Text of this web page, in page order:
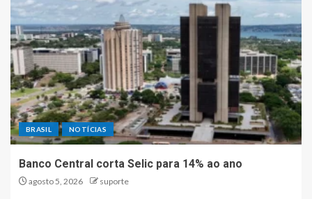
BRASIL NOTÍCIAS
Banco Central corta Selic para 14% ao ano
agosto 5, 2026 suporte